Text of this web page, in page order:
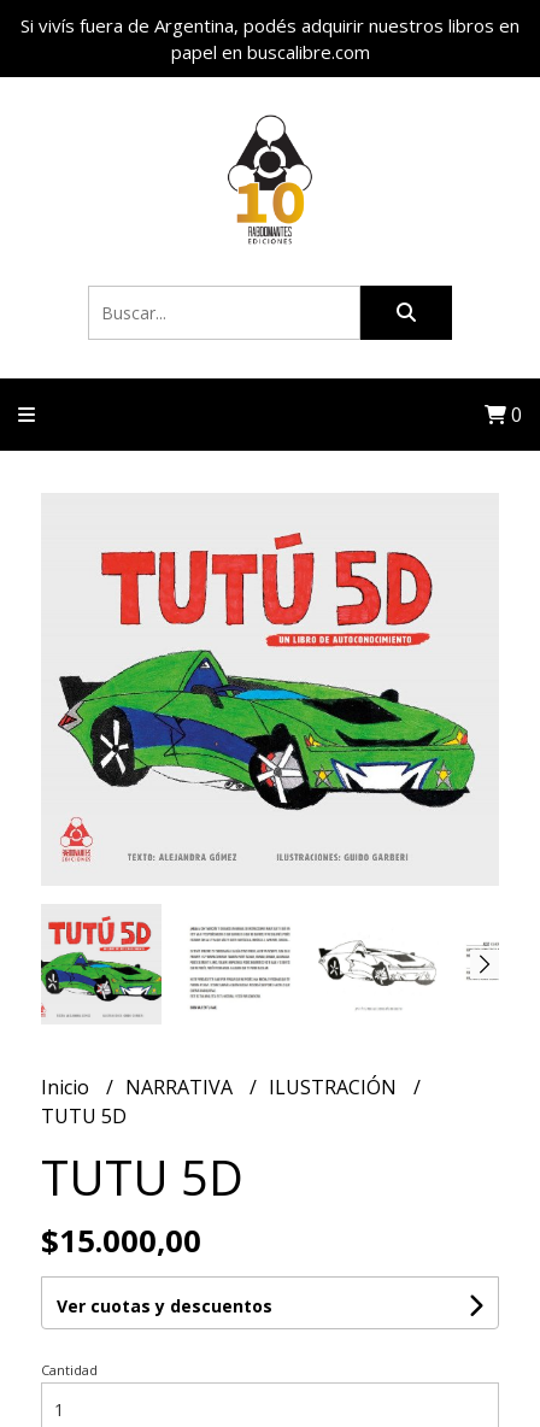
Si vivís fuera de Argentina, podés adquirir nuestros libros en
papel en buscalibre.com
0
Inicio NARRATIVA
ILUSTRACIÓN
TUTU 5D
TUTU 5D
$15.000,00
Ver cuotas y descuentos
Cantidad